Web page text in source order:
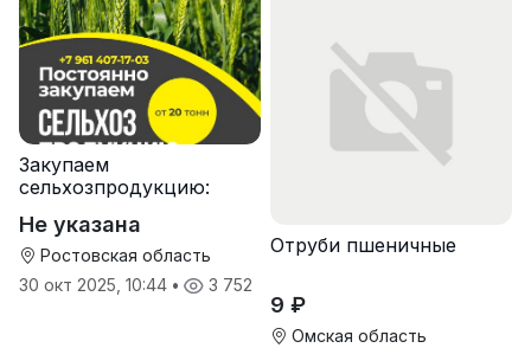
Закупаем
сельхозпродукцию:
подсолнечник
Не указана
Ростовская область
30 окт 2025, 10:44 • 3 752
Отруби пшеничные
9 ₽
Омская область